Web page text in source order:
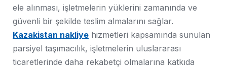
ele alınması, işletmelerin yüklerini zamanında ve
güvenli bir şekilde teslim almalarını sağlar.
Kazakistan nakliye hizmetleri kapsamında sunulan
parsiyel taşımacılık, işletmelerin uluslararası
ticaretlerinde daha rekabetçi olmalarına katkıda